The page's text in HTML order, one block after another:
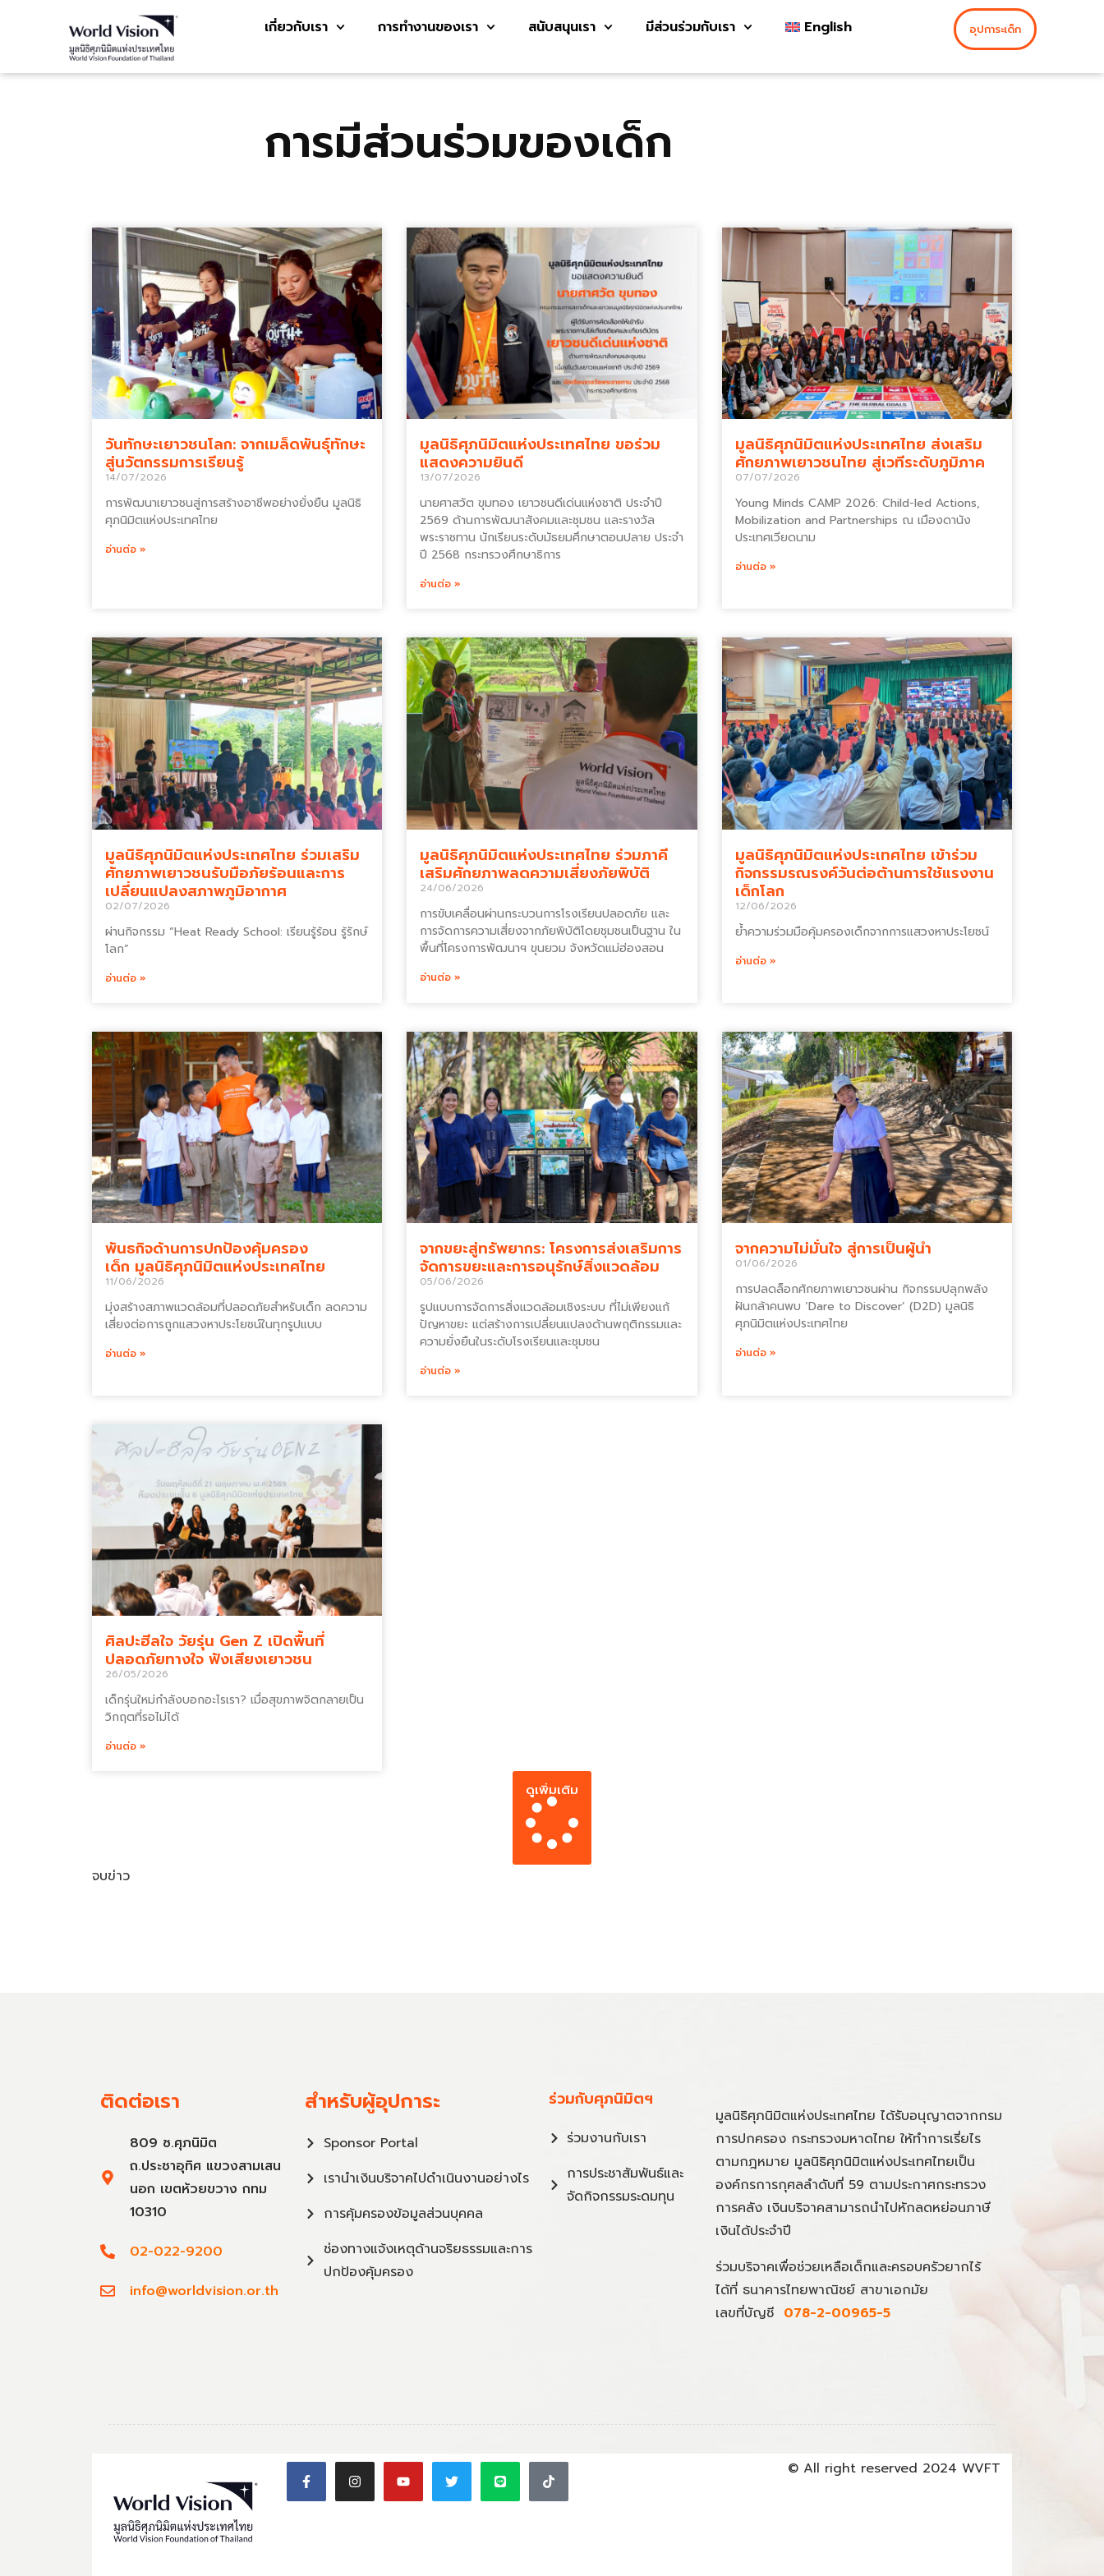
เกี่ยวกับเรา การทำงานของเรา สนับสนุนเรา มีส่วนร่วมกับเรา English อุปการะเด็ก
การมีส่วนร่วมของเด็ก
วันทักษะเยาวชนโลก: จากเมล็ดพันธุ์ทักษะ
สู่นวัตกรรมการเรียนรู้
14/07/2026
การพัฒนาเยาวชนสู่การสร้างอาชีพอย่างยั่งยืน มูลนิธิ
ศุภนิมิตแห่งประเทศไทย
อ่านต่อ »
มูลนิธิศุภนิมิตแห่งประเทศไทย ขอร่วม
แสดงความยินดี
13/07/2026
นายศาสวัต ขุมทอง เยาวชนดีเด่นแห่งชาติ ประจำปี
2569 ด้านการพัฒนาสังคมและชุมชน และรางวัล
พระราชทาน นักเรียนระดับมัธยมศึกษาตอนปลาย ประจำ
ปี 2568 กระทรวงศึกษาธิการ
อ่านต่อ »
มูลนิธิศุภนิมิตแห่งประเทศไทย ส่งเสริม
ศักยภาพเยาวชนไทย สู่เวทีระดับภูมิภาค
07/07/2026
Young Minds CAMP 2026: Child-led Actions,
Mobilization and Partnerships ณ เมืองดานัง
ประเทศเวียดนาม
อ่านต่อ »
มูลนิธิศุภนิมิตแห่งประเทศไทย ร่วมเสริม
ศักยภาพเยาวชนรับมือภัยร้อนและการ
เปลี่ยนแปลงสภาพภูมิอากาศ
02/07/2026
ผ่านกิจกรรม “Heat Ready School: เรียนรู้ร้อน รู้รักษ์
โลก”
อ่านต่อ »
มูลนิธิศุภนิมิตแห่งประเทศไทย ร่วมภาคี
เสริมศักยภาพลดความเสี่ยงภัยพิบัติ
24/06/2026
การขับเคลื่อนผ่านกระบวนการโรงเรียนปลอดภัย และ
การจัดการความเสี่ยงจากภัยพิบัติโดยชุมชนเป็นฐาน ใน
พื้นที่โครงการพัฒนาฯ ขุนยวม จังหวัดแม่ฮ่องสอน
อ่านต่อ »
มูลนิธิศุภนิมิตแห่งประเทศไทย เข้าร่วม
กิจกรรมรณรงค์วันต่อต้านการใช้แรงงาน
เด็กโลก
12/06/2026
ย้ำความร่วมมือคุ้มครองเด็กจากการแสวงหาประโยชน์
อ่านต่อ »
พันธกิจด้านการปกป้องคุ้มครอง
เด็ก มูลนิธิศุภนิมิตแห่งประเทศไทย
11/06/2026
มุ่งสร้างสภาพแวดล้อมที่ปลอดภัยสำหรับเด็ก ลดความ
เสี่ยงต่อการถูกแสวงหาประโยชน์ในทุกรูปแบบ
อ่านต่อ »
จากขยะสู่ทรัพยากร: โครงการส่งเสริมการ
จัดการขยะและการอนุรักษ์สิ่งแวดล้อม
05/06/2026
รูปแบบการจัดการสิ่งแวดล้อมเชิงระบบ ที่ไม่เพียงแก้
ปัญหาขยะ แต่สร้างการเปลี่ยนแปลงด้านพฤติกรรมและ
ความยั่งยืนในระดับโรงเรียนและชุมชน
อ่านต่อ »
จากความไม่มั่นใจ สู่การเป็นผู้นำ
01/06/2026
การปลดล็อกศักยภาพเยาวชนผ่าน กิจกรรมปลุกพลัง
ฝันกล้าคนพบ ‘Dare to Discover’ (D2D) มูลนิธิ
ศุภนิมิตแห่งประเทศไทย
อ่านต่อ »
ศิลปะฮีลใจ วัยรุ่น Gen Z เปิดพื้นที่
ปลอดภัยทางใจ ฟังเสียงเยาวชน
26/05/2026
เด็กรุ่นใหม่กำลังบอกอะไรเรา? เมื่อสุขภาพจิตกลายเป็น
วิกฤตที่รอไม่ได้
อ่านต่อ »
ดูเพิ่มเติม
จบข่าว
ติดต่อเรา
809 ซ.ศุภนิมิต
ถ.ประชาอุทิศ แขวงสามเสน
นอก เขตห้วยขวาง กทม
10310
02-022-9200
info@worldvision.or.th
สำหรับผู้อุปการะ
Sponsor Portal
เรานำเงินบริจาคไปดำเนินงานอย่างไร
การคุ้มครองข้อมูลส่วนบุคคล
ช่องทางแจ้งเหตุด้านจริยธรรมและการ
ปกป้องคุ้มครอง
ร่วมกับศุภนิมิตฯ
ร่วมงานกับเรา
การประชาสัมพันธ์และ
จัดกิจกรรมระดมทุน
มูลนิธิศุภนิมิตแห่งประเทศไทย ได้รับอนุญาตจากกรม
การปกครอง กระทรวงมหาดไทย ให้ทำการเรี่ยไร
ตามกฎหมาย มูลนิธิศุภนิมิตแห่งประเทศไทยเป็น
องค์กรการกุศลลำดับที่ 59 ตามประกาศกระทรวง
การคลัง เงินบริจาคสามารถนำไปหักลดหย่อนภาษี
เงินได้ประจำปี
ร่วมบริจาคเพื่อช่วยเหลือเด็กและครอบครัวยากไร้
ได้ที่ ธนาคารไทยพาณิชย์ สาขาเอกมัย
เลขที่บัญชี 078-2-00965-5
© All right reserved 2024 WVFT